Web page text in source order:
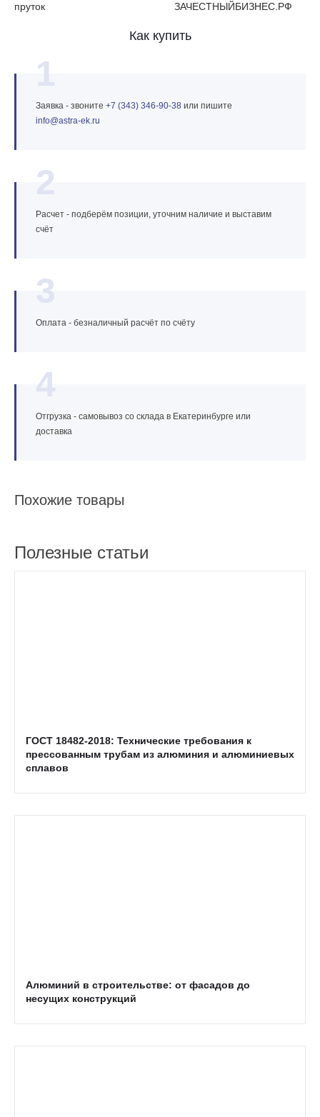
пруток
ЗАЧЕСТНЫЙБИЗНЕС.РФ
Как купить
1
Заявка - звоните +7 (343) 346‑90‑38 или пишите
info@astra‑ek.ru
2
Расчет - подберём позиции, уточним наличие и выставим
счёт
3
Оплата - безналичный расчёт по счёту
4
Отгрузка - самовывоз со склада в Екатеринбурге или
доставка
Похожие товары
Полезные статьи
ГОСТ 18482-2018: Технические требования к
прессованным трубам из алюминия и алюминиевых
сплавов
Алюминий в строительстве: от фасадов до
несущих конструкций